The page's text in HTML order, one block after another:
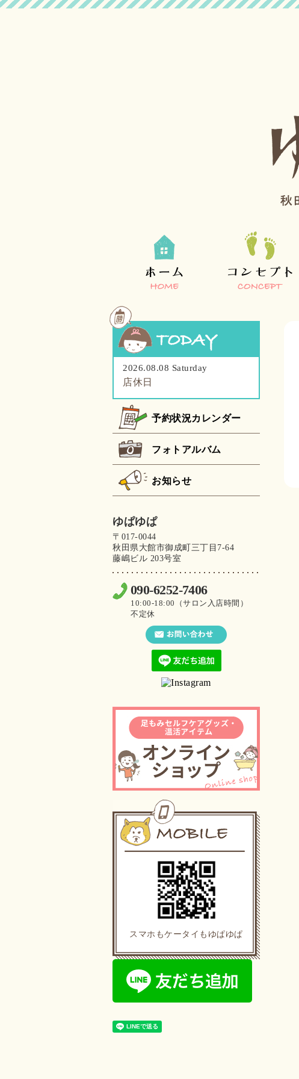
2026.08.08 Saturday
店休日
予約状況カレンダー
フォトアルバム
お知らせ
ゆぱゆぱ
〒017-0044
秋田県大館市御成町三丁目7-64
藤嶋ビル 203号室
090-6252-7406
10:00-18:00（サロン入店時間）
不定休
スマホもケータイもゆぱゆぱ